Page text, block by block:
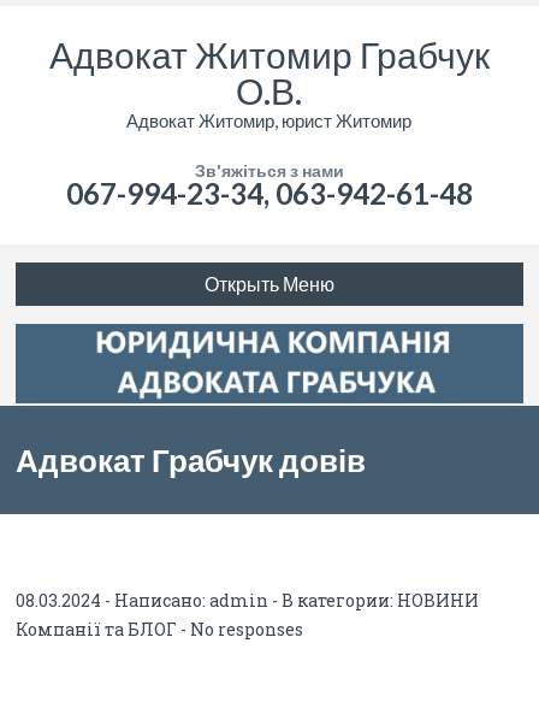
Адвокат Житомир Грабчук
О.В.
Адвокат Житомир, юрист Житомир
Зв'яжіться з нами
067-994-23-34, 063-942-61-48
Открыть Меню
Адвокат Грабчук довів
08.03.2024 - Написано:admin - В категории: НОВИНИ
Компанії та БЛОГ - No responses